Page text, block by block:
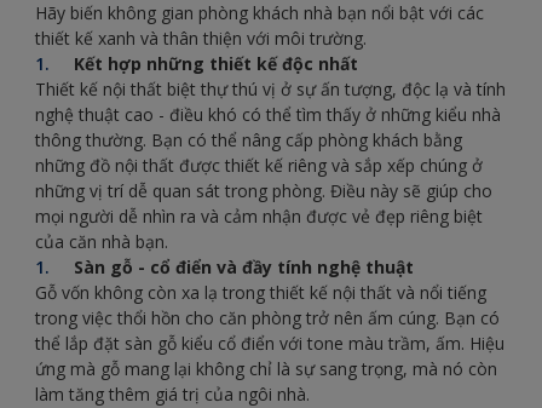
Hãy biến không gian phòng khách nhà bạn nổi bật với các
thiết kế xanh và thân thiện với môi trường.
Kết hợp những thiết kế độc nhất
Thiết kế nội thất biệt thự thú vị ở sự ấn tượng, độc lạ và tính
nghệ thuật cao - điều khó có thể tìm thấy ở những kiểu nhà
thông thường. Bạn có thể nâng cấp phòng khách bằng
những đồ nội thất được thiết kế riêng và sắp xếp chúng ở
những vị trí dễ quan sát trong phòng. Điều này sẽ giúp cho
mọi người dễ nhìn ra và cảm nhận được vẻ đẹp riêng biệt
của căn nhà bạn.
Sàn gỗ - cổ điển và đầy tính nghệ thuật
Gỗ vốn không còn xa lạ trong thiết kế nội thất và nổi tiếng
trong việc thổi hồn cho căn phòng trở nên ấm cúng. Bạn có
thể lắp đặt sàn gỗ kiểu cổ điển với tone màu trầm, ấm. Hiệu
ứng mà gỗ mang lại không chỉ là sự sang trọng, mà nó còn
làm tăng thêm giá trị của ngôi nhà.